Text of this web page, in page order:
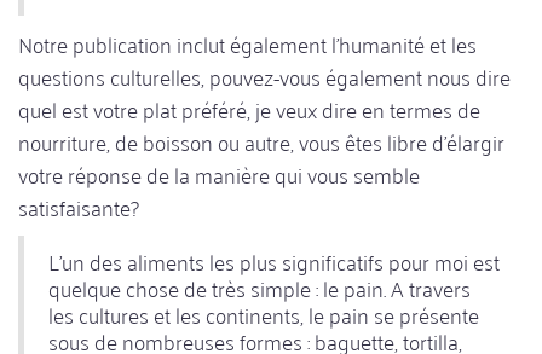
Notre publication inclut également l'humanité et les
questions culturelles, pouvez-vous également nous dire
quel est votre plat préféré, je veux dire en termes de
nourriture, de boisson ou autre, vous êtes libre d'élargir
votre réponse de la manière qui vous semble
satisfaisante?
L'un des aliments les plus significatifs pour moi est
quelque chose de très simple : le pain. A travers
les cultures et les continents, le pain se présente
sous de nombreuses formes : baguette, tortilla,